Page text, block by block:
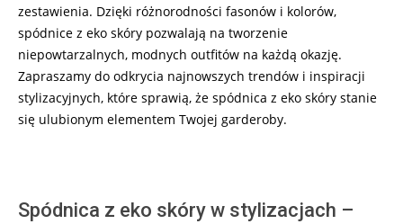
zestawienia. Dzięki różnorodności fasonów i kolorów,
spódnice z eko skóry pozwalają na tworzenie
niepowtarzalnych, modnych outfitów na każdą okazję.
Zapraszamy do odkrycia najnowszych trendów i inspiracji
stylizacyjnych, które sprawią, że spódnica z eko skóry stanie
się ulubionym elementem Twojej garderoby.
Spódnica z eko skóry w stylizacjach –